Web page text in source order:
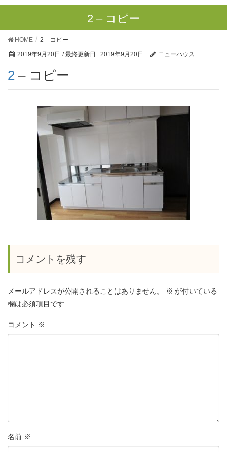
2 – コピー
HOME 2 – コピー
2019年9月20日 / 最終更新日 : 2019年9月20日 ニューハウス
2 – コピー
コメントを残す
メールアドレスが公開されることはありません。 ※ が付いている
欄は必須項目です
コメント ※
名前 ※